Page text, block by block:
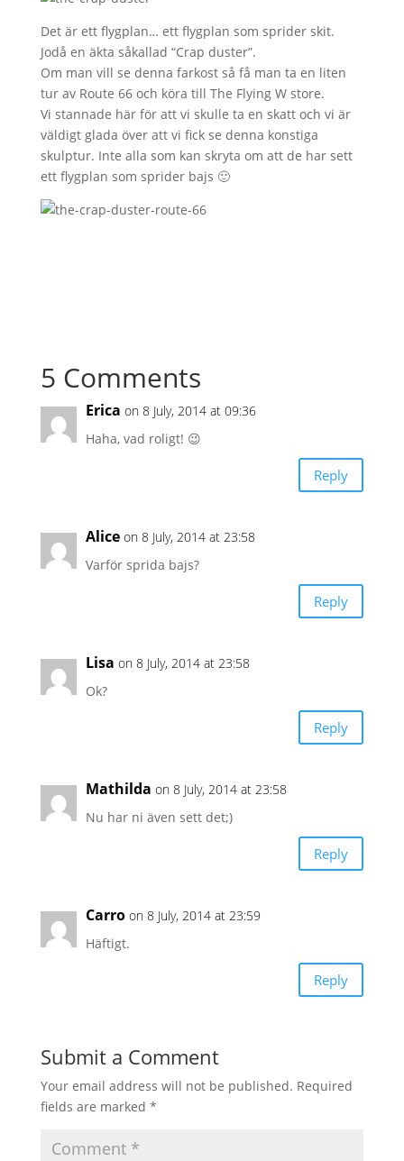
Det är ett flygplan… ett flygplan som sprider skit.
Jodå en äkta såkallad “Crap duster”.
Om man vill se denna farkost så få man ta en liten
tur av Route 66 och köra till The Flying W store.
Vi stannade här för att vi skulle ta en skatt och vi är
väldigt glada över att vi fick se denna konstiga
skulptur. Inte alla som kan skryta om att de har sett
ett flygplan som sprider bajs 🙂
5 Comments
Erica on 8 July, 2014 at 09:36
Haha, vad roligt! 😉
Reply
Alice on 8 July, 2014 at 23:58
Varför sprida bajs?
Reply
Lisa on 8 July, 2014 at 23:58
Ok?
Reply
Mathilda on 8 July, 2014 at 23:58
Nu har ni även sett det;)
Reply
Carro on 8 July, 2014 at 23:59
Häftigt.
Reply
Submit a Comment
Your email address will not be published. Required
fields are marked *